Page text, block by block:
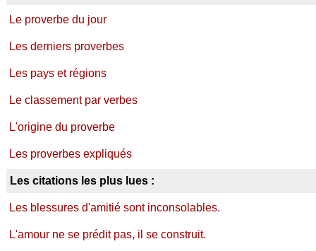
Le proverbe du jour
Les derniers proverbes
Les pays et régions
Le classement par verbes
L'origine du proverbe
Les proverbes expliqués
Les citations les plus lues :
Les blessures d'amitié sont inconsolables.
L'amour ne se prédit pas, il se construit.